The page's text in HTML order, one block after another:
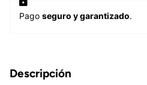
Pago seguro y garantizado.
Descripción